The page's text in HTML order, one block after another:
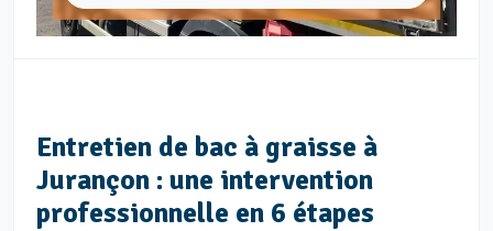
Entretien de bac à graisse à
Jurançon : une intervention
professionnelle en 6 étapes